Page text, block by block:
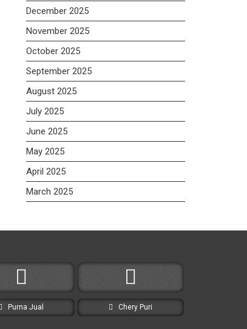
December 2025
November 2025
October 2025
September 2025
August 2025
July 2025
June 2025
May 2025
April 2025
March 2025
Purna Jual Chery Puri